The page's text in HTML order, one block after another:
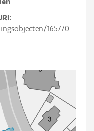
165770